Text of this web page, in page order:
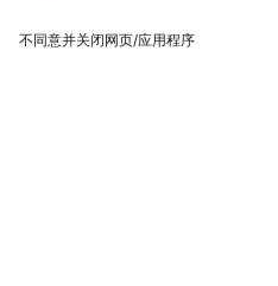
不同意并关闭网页/应用程序